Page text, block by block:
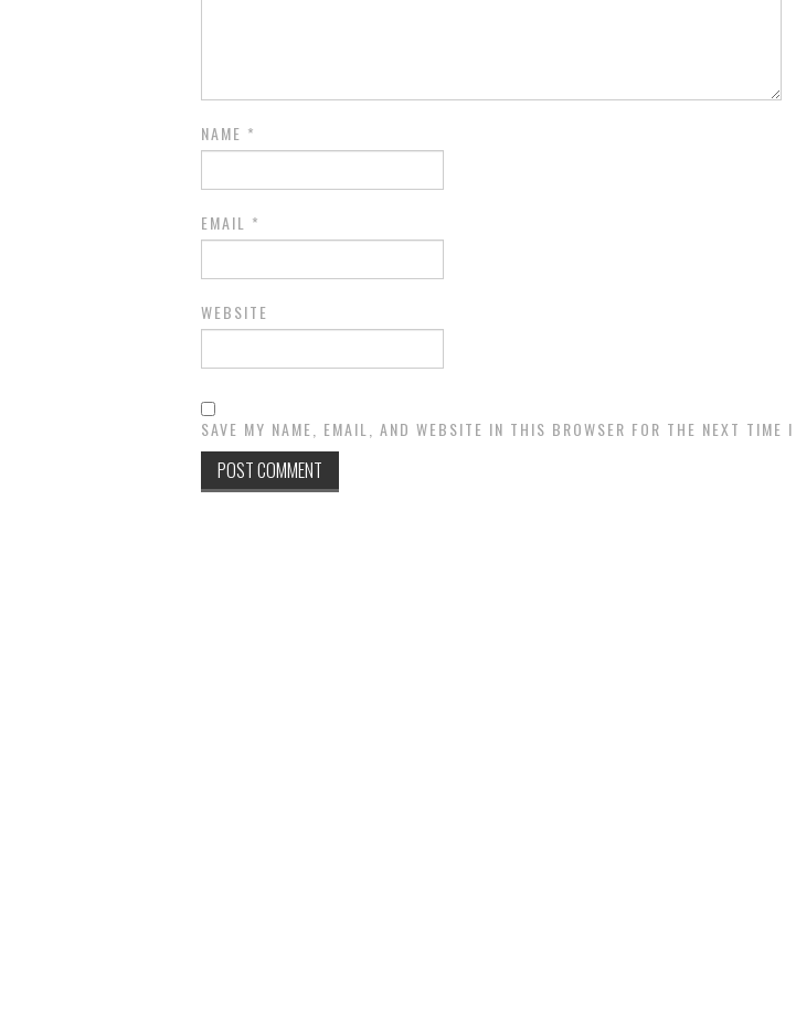
NAME *
EMAIL *
WEBSITE
SAVE MY NAME, EMAIL, AND WEBSITE IN THIS BROWSER FOR THE NEXT TIME I